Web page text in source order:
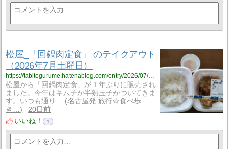
松屋_「回鍋肉定食」 のテイクアウト
（2026年7月土曜日）
https://tabitogurume.hatenablog.com/entry/2026/07/19/181311
松屋から「回鍋肉定食」が１年ぶりに販売され
ました。今年はキムチが半熟玉子がついてきま
す。いつも通り…
名古屋発 旅行☆食べ歩
き…
20日前
いいね！
1